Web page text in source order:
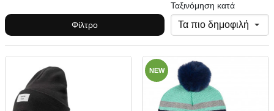
Φίλτρο
Ταξινόμηση κατά
NEW